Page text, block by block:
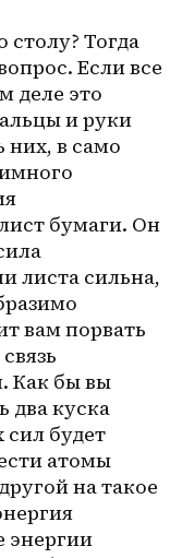
столу? Тогда
Если все
деле это
и руки
них, в само
бумаги. Он
листа сильна,
вам порвать
Как бы вы
два куска
сил будет
атомы
на такое
энергии